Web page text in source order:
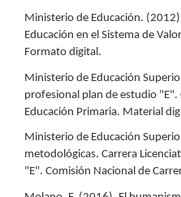
Ministerio de Educación.
Educación en el Sistema de
Formato digital.
Ministerio de Educación
profesional plan de estudio "E".
Educación Primaria. Material
Ministerio de Educación
metodológicas. Carrera
"E". Comisión Nacional de